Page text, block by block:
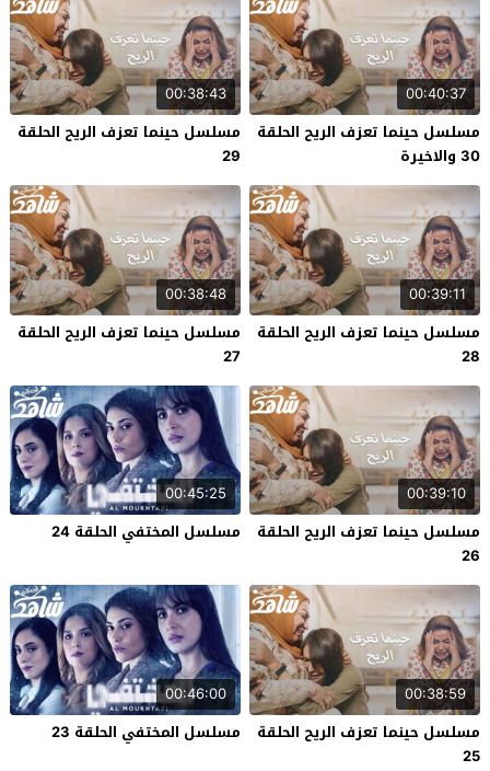
00:40:37
مسلسل حينما تعزف الريح الحلقة
30 والاخيرة
00:38:43
مسلسل حينما تعزف الريح الحلقة
29
00:39:11
مسلسل حينما تعزف الريح الحلقة
28
00:38:48
مسلسل حينما تعزف الريح الحلقة
27
00:39:10
مسلسل حينما تعزف الريح الحلقة
26
00:45:25
مسلسل المختفي الحلقة 24
00:38:59
مسلسل حينما تعزف الريح الحلقة
25
00:46:00
مسلسل المختفي الحلقة 23